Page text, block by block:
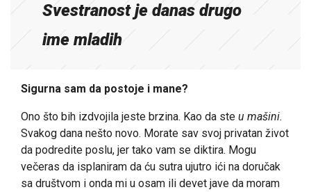
Svestranost je danas drugo
ime mladih
Sigurna sam da postoje i mane?
Ono što bih izdvojila jeste brzina. Kao da ste u mašini.
Svakog dana nešto novo. Morate sav svoj privatan život
da podredite poslu, jer tako vam se diktira. Mogu
večeras da isplaniram da ću sutra ujutro ići na doručak
sa društvom i onda mi u osam ili devet jave da moram